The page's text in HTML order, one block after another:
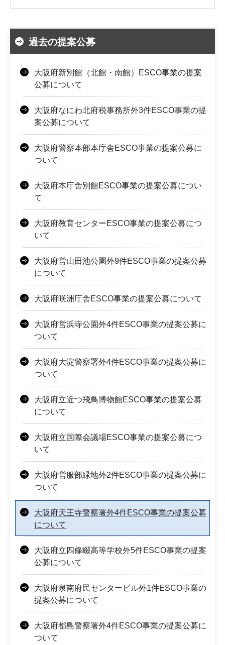
過去の提案公募
大阪府新別館（北館・南館）ESCO事業の提案
公募について
大阪府なにわ北府税事務所外3件ESCO事業の提
案公募について
大阪府警察本部本庁舎ESCO事業の提案公募に
ついて
大阪府本庁舎別館ESCO事業の提案公募につい
て
大阪府教育センターESCO事業の提案公募につ
いて
大阪府営山田池公園外9件ESCO事業の提案公募
について
大阪府咲洲庁舎ESCO事業の提案公募について
大阪府営浜寺公園外4件ESCO事業の提案公募に
ついて
大阪府大淀警察署外4件ESCO事業の提案公募に
ついて
大阪府立近つ飛鳥博物館ESCO事業の提案公募
について
大阪府立国際会議場ESCO事業の提案公募につ
いて
大阪府営服部緑地外2件ESCO事業の提案公募に
ついて
大阪府天王寺警察署外4件ESCO事業の提案公募
について
大阪府立四條畷高等学校外5件ESCO事業の提案
公募について
大阪府泉南府民センタービル外1件ESCO事業の
提案公募について
大阪府都島警察署外4件ESCO事業の提案公募に
ついて